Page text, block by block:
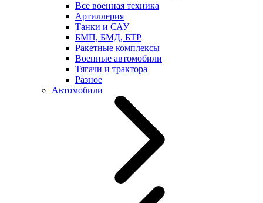
Все военная техника
Артиллерия
Танки и САУ
БМП, БМД, БТР
Ракетные комплексы
Военные автомобили
Тягачи и трактора
Разное
Автомобили